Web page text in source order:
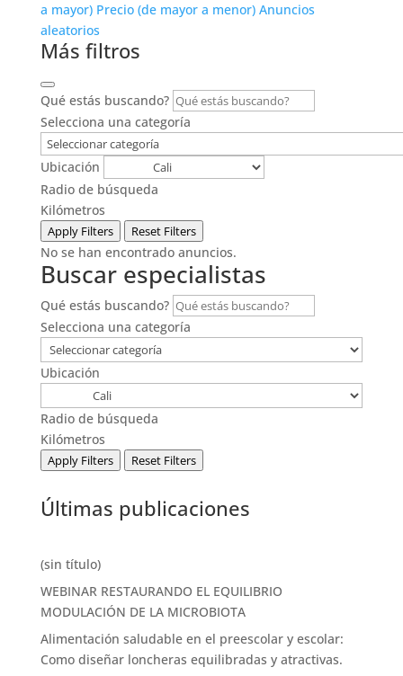
a mayor) Precio (de mayor a menor) Anuncios
aleatorios
Más filtros
Qué estás buscando?
Selecciona una categoría
Ubicación
Radio de búsqueda
Kilómetros
Apply Filters Reset Filters
No se han encontrado anuncios.
Buscar especialistas
Qué estás buscando?
Selecciona una categoría
Ubicación
Radio de búsqueda
Kilómetros
Apply Filters Reset Filters
Últimas publicaciones
(sin título)
WEBINAR RESTAURANDO EL EQUILIBRIO
MODULACIÓN DE LA MICROBIOTA
Alimentación saludable en el preescolar y escolar:
Como diseñar loncheras equilibradas y atractivas.